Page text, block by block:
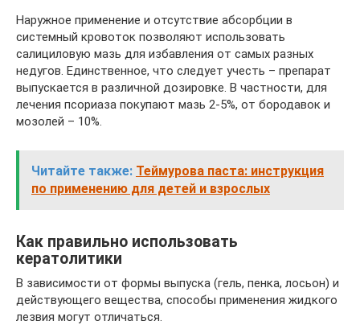
Наружное применение и отсутствие абсорбции в
системный кровоток позволяют использовать
салициловую мазь для избавления от самых разных
недугов. Единственное, что следует учесть – препарат
выпускается в различной дозировке. В частности, для
лечения псориаза покупают мазь 2-5%, от бородавок и
мозолей – 10%.
Читайте также: Теймурова паста: инструкция
по применению для детей и взрослых
Как правильно использовать
кератолитики
В зависимости от формы выпуска (гель, пенка, лосьон) и
действующего вещества, способы применения жидкого
лезвия могут отличаться.